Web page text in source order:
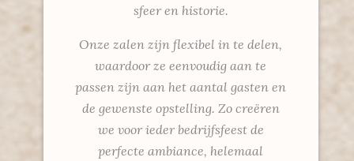
sfeer en historie.
Onze zalen zijn flexibel in te delen,
waardoor ze eenvoudig aan te
passen zijn aan het aantal gasten en
de gewenste opstelling. Zo creëren
we voor ieder bedrijfsfeest de
perfecte ambiance, helemaal